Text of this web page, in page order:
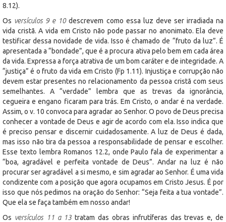
8.12).
Os versículos 9 e 10descrevem como essa luz deve ser irradiada na
vida cristã. A vida em Cristo não pode passar no anonimato. Ela deve
testificar dessa novidade de vida. Isso é chamado de “fruto da luz”. É
apresentada a “bondade”, que é a procura ativa pelo bem em cada área
da vida. Expressa a força atrativa de um bom caráter e de integridade. A
“justiça” é o fruto da vida em Cristo (Fp 1.11). Injustiça e corrupção não
devem estar presentes no relacionamento da pessoa cristã com seus
semelhantes. A “verdade” lembra que as trevas da ignorância,
cegueira e engano ficaram para trás. Em Cristo, o andar é na verdade.
Assim, o v. 10 convoca para agradar ao Senhor. O povo de Deus precisa
conhecer a vontade de Deus e agir de acordo com ela. Isso indica que
é preciso pensar e discernir cuidadosamente. A luz de Deus é dada,
mas isso não tira da pessoa a responsabilidade de pensar e escolher.
Esse texto lembra Romanos 12.2, onde Paulo fala de experimentar a
“boa, agradável e perfeita vontade de Deus”. Andar na luz é não
procurar ser agradável a si mesmo, e sim agradar ao Senhor. É uma vida
condizente com a posição que agora ocupamos em Cristo Jesus. É por
isso que nós pedimos na oração do Senhor: “Seja feita a tua vontade”.
Que ela se faça também em nosso andar!
Os versículos 11 a 13 tratam das obras infrutíferas das trevas e, de